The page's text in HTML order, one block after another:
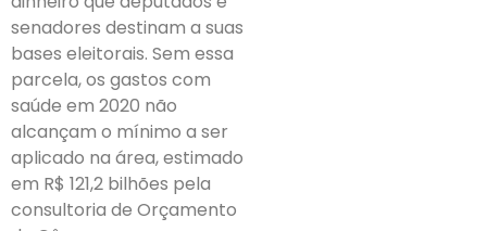
senadores destinam a suas
bases eleitorais. Sem essa
parcela, os gastos com
saúde em 2020 não
alcançam o mínimo a ser
aplicado na área, estimado
em R$ 121,2 bilhões pela
consultoria de Orçamento